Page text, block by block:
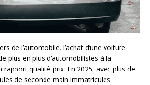
de l’automobile, l’achat d’une voiture
plus en plus d’automobilistes à la
rapport qualité-prix. En 2025, avec plus de
de seconde main immatriculés